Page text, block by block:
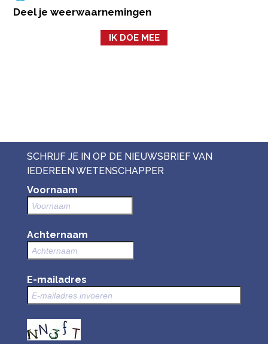
Deel je weerwaarnemingen
IK DOE MEE
SCHRIJF JE IN OP DE NIEUWSBRIEF VAN
IEDEREEN WETENSCHAPPER
Voornaam
Achternaam
E-mailadres